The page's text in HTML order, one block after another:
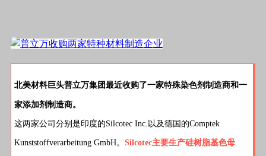
北美材料巨头普立万集团最近收购了一家特殊染色剂制造商和一
家添加剂制造商。
这两家公司分别是印度的Silcotec Inc.以及德国的Comptek
Kunststoffverarbeitung GmbH。 Silcotec主要生产硅树脂基色母